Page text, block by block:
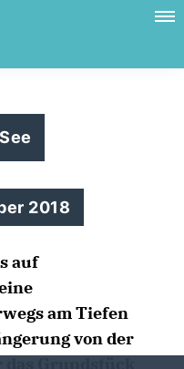
2018
auf
am Tiefen
von der